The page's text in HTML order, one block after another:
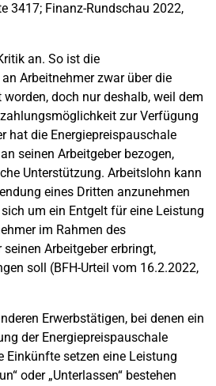
3417; Finanz-Rundschau 2022,
an. So ist die
Arbeitnehmer zwar über die
doch nur deshalb, weil dem
zur Verfügung
hat die Energiepreispauschale
seinen Arbeitgeber bezogen,
Unterstützung. Arbeitslohn kann
eines Dritten anzunehmen
um ein Entgelt für eine Leistung
im Rahmen des
Arbeitgeber erbringt,
soll (BFH-Urteil vom 16.2.2022,
Erwerbstätigen, bei denen ein
der Energiepreispauschale
Einkünfte setzen eine Leistung
oder „Unterlassen“ bestehen